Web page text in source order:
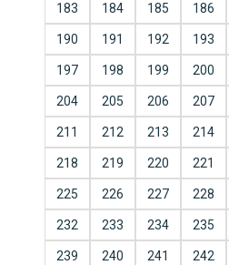
183 184 185 186
190 191 192 193
197 198 199 200
204 205 206 207
211 212 213 214
218 219 220 221
225 226 227 228
232 233 234 235
239 240 241 242